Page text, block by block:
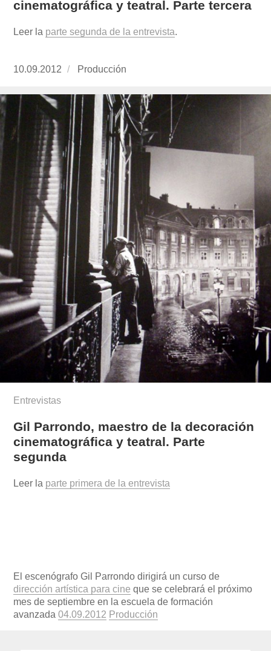
cinematográfica y teatral. Parte tercera
Leer la parte segunda de la entrevista.
Publicado
10.09.2012 https://www.experimenta.es/author/
Producción
Entrevistas
Gil Parrondo, maestro de la decoración
cinematográfica y teatral. Parte
segunda
Leer la parte primera de la entrevista
El escenógrafo Gil Parrondo dirigirá un curso de
dirección artística para cine que se celebrará el próximo
mes de septiembre en la escuela de formación
avanzadaPublicado
04.09.2012 https://www.experimenta.es/author/
Producción